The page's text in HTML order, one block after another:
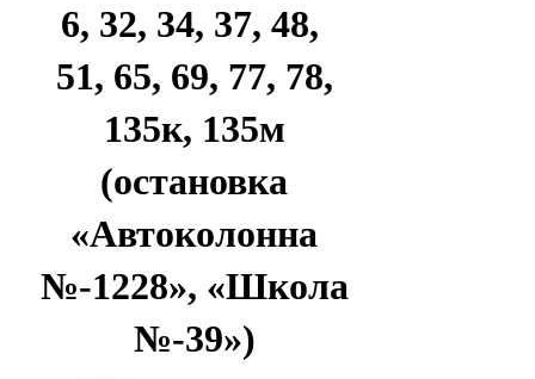
6, 32, 34, 37, 48,
51, 65, 69, 77, 78,
135к, 135м
(остановка
«Автоколонна
№-1228», «Школа
№-39»)